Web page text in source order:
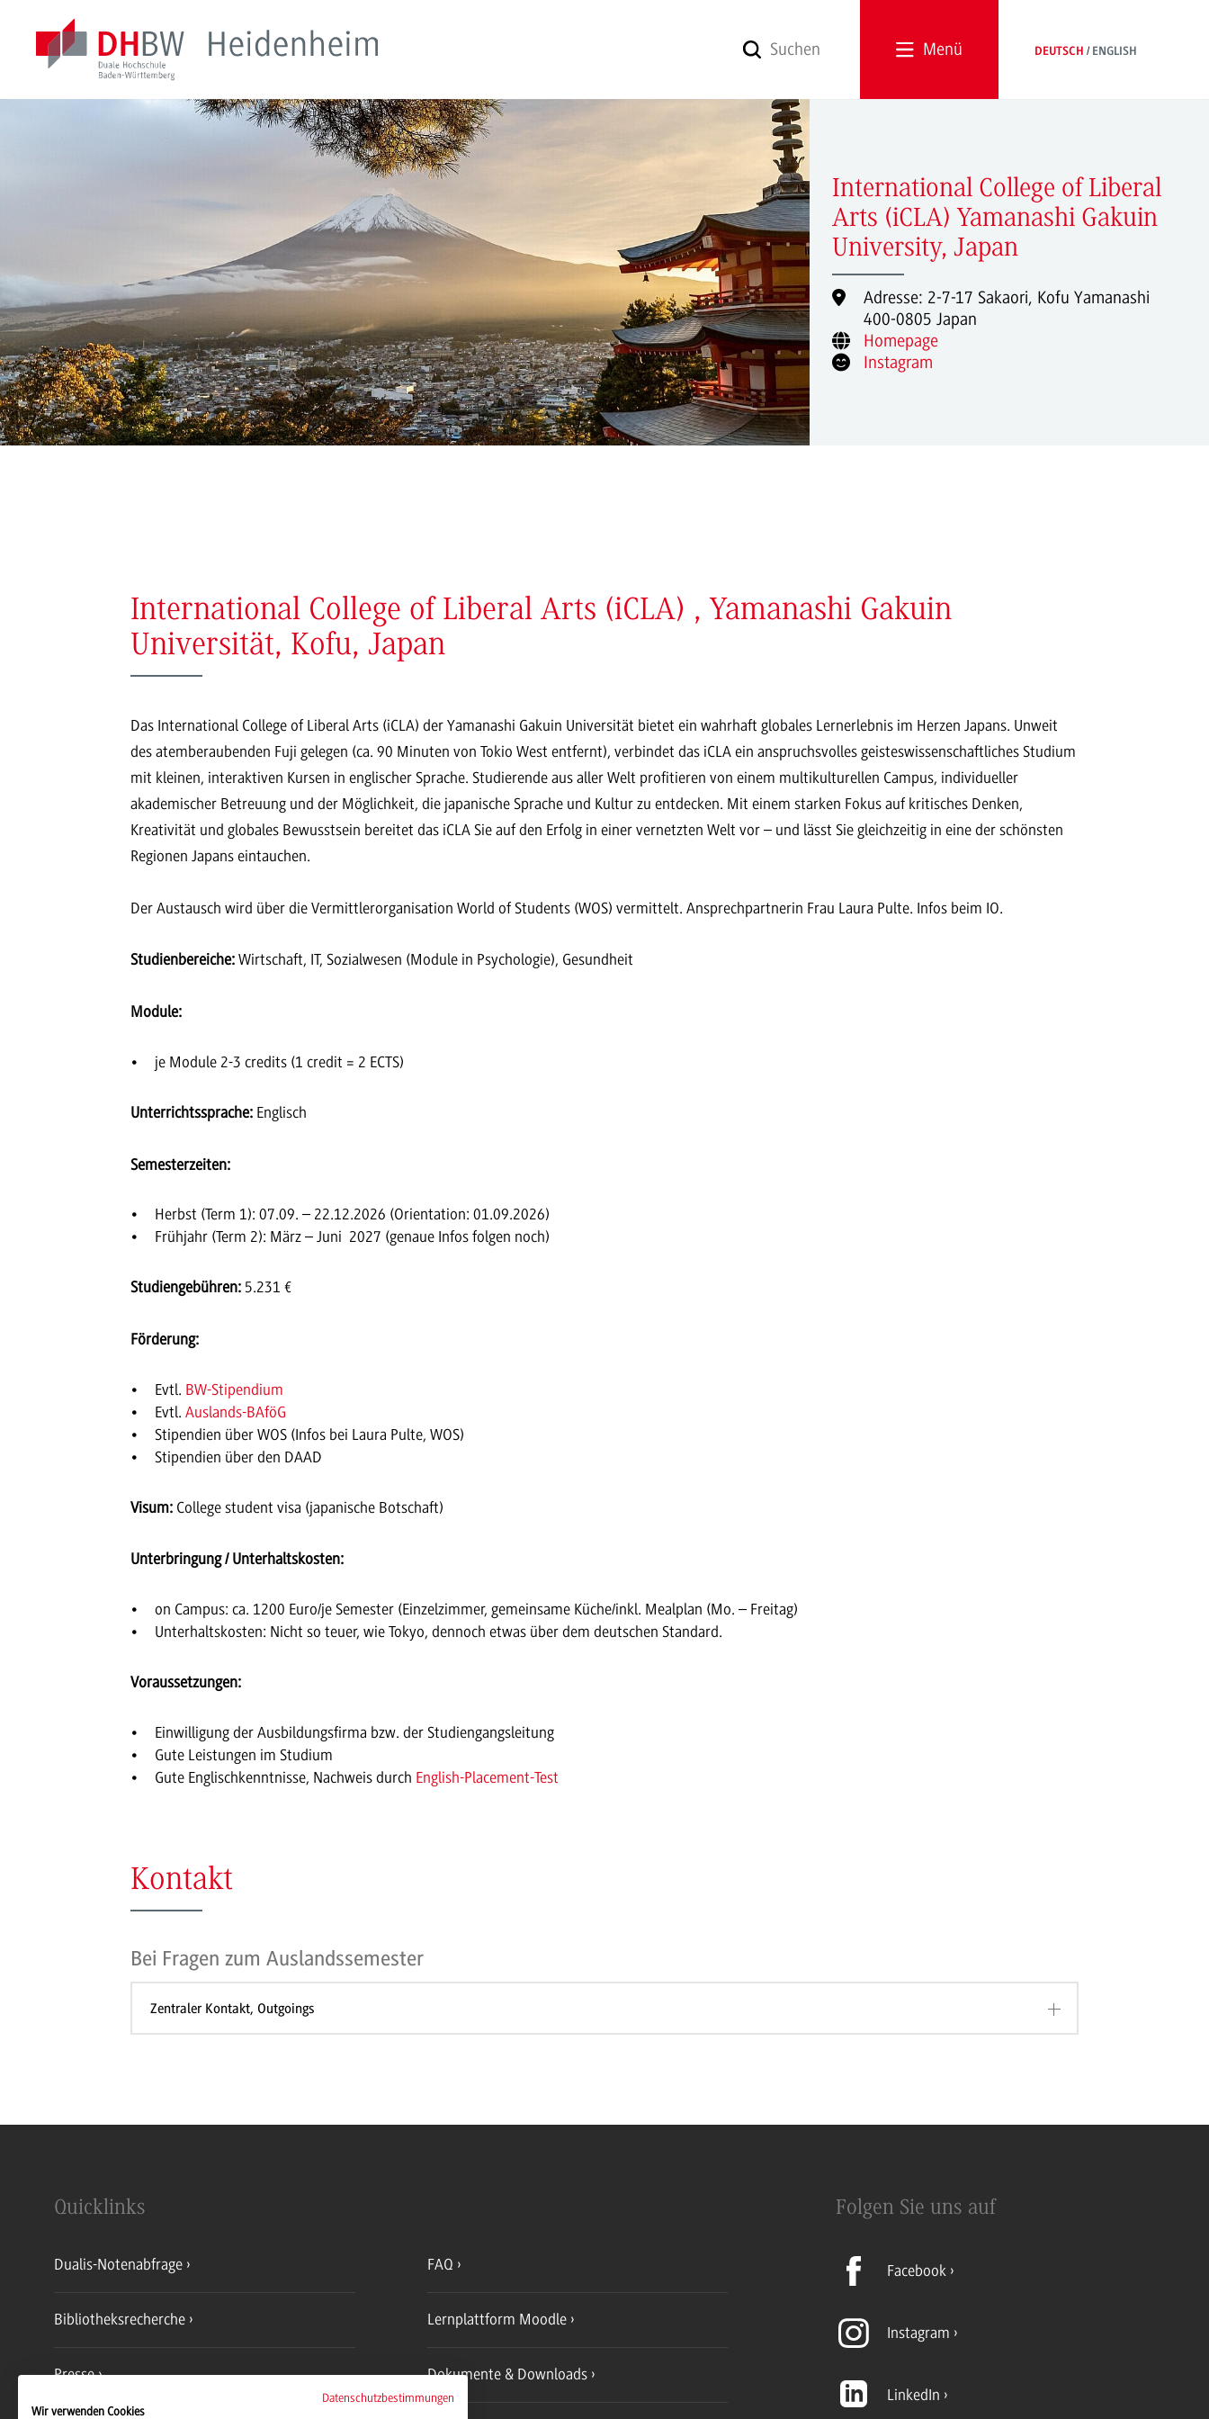
Menü DEUTSCH ENGLISH
International College of Liberal
Arts (iCLA) Yamanashi Gakuin
University, Japan
Adresse: 2-7-17 Sakaori, Kofu Yamanashi
400-0805 Japan
Homepage
Instagram
International College of Liberal Arts (iCLA) , Yamanashi Gakuin
Universität, Kofu, Japan
Das International College of Liberal Arts (iCLA) der Yamanashi Gakuin Universität bietet ein wahrhaft globales Lernerlebnis im Herzen Japans. Unweit
des atemberaubenden Fuji gelegen (ca. 90 Minuten von Tokio West entfernt), verbindet das iCLA ein anspruchsvolles geisteswissenschaftliches Studium
mit kleinen, interaktiven Kursen in englischer Sprache. Studierende aus aller Welt profitieren von einem multikulturellen Campus, individueller
akademischer Betreuung und der Möglichkeit, die japanische Sprache und Kultur zu entdecken. Mit einem starken Fokus auf kritisches Denken,
Kreativität und globales Bewusstsein bereitet das iCLA Sie auf den Erfolg in einer vernetzten Welt vor – und lässt Sie gleichzeitig in eine der schönsten
Regionen Japans eintauchen.
Der Austausch wird über die Vermittlerorganisation World of Students (WOS) vermittelt. Ansprechpartnerin Frau Laura Pulte. Infos beim IO.
Studienbereiche: Wirtschaft, IT, Sozialwesen (Module in Psychologie), Gesundheit
Module:
je Module 2-3 credits (1 credit = 2 ECTS)
Unterrichtssprache: Englisch
Semesterzeiten:
Herbst (Term 1): 07.09. – 22.12.2026 (Orientation: 01.09.2026)
Frühjahr (Term 2): März – Juni 2027 (genaue Infos folgen noch)
Studiengebühren: 5.231 €
Förderung:
Evtl. BW-Stipendium
Evtl. Auslands-BAföG
Stipendien über WOS (Infos bei Laura Pulte, WOS)
Stipendien über den DAAD
Visum: College student visa (japanische Botschaft)
Unterbringung / Unterhaltskosten:
on Campus: ca. 1200 Euro/je Semester (Einzelzimmer, gemeinsame Küche/inkl. Mealplan (Mo. – Freitag)
Unterhaltskosten: Nicht so teuer, wie Tokyo, dennoch etwas über dem deutschen Standard.
Voraussetzungen:
Einwilligung der Ausbildungsfirma bzw. der Studiengangsleitung
Gute Leistungen im Studium
Gute Englischkenntnisse, Nachweis durch English-Placement-Test
Kontakt
Bei Fragen zum Auslandssemester
Zentraler Kontakt, Outgoings
Quicklinks
Dualis-Notenabfrage FAQ
Bibliotheksrecherche Lernplattform Moodle
Presse Dokumente & Downloads
Folgen Sie uns auf
Facebook
Instagram
LinkedIn
Datenschutzbestimmungen
Wir verwenden Cookies